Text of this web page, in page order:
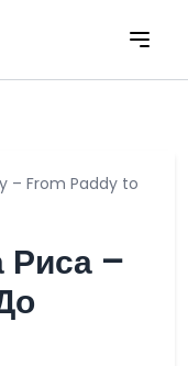
– From Paddy to
Риса –